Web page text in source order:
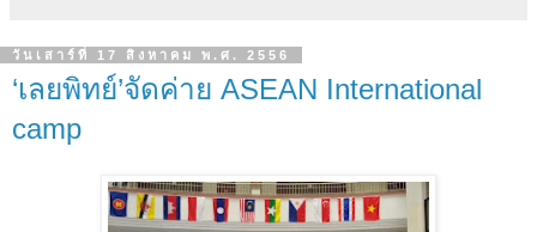
วันเสาร์ที่ 17 สิงหาคม พ.ศ. 2556
‘เลยพิทย์’จัดค่าย ASEAN International
camp